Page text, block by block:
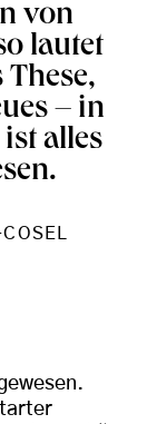
von
lautet
– in
alles